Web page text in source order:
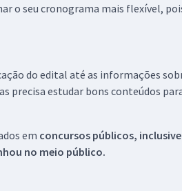
o seu cronograma mais flexível,
do edital até as informações
precisa estudar bons conteúdos
em concursos públicos,
no meio público.